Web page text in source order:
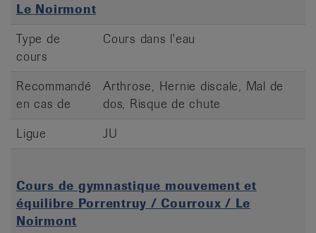
Le Noirmont
Type de
cours
Cours dans l'eau
Recommandé
en cas de
Arthrose, Hernie discale, Mal de
dos, Risque de chute
Ligue
JU
Cours de gymnastique mouvement et
équilibre Porrentruy / Courroux / Le
Noirmont